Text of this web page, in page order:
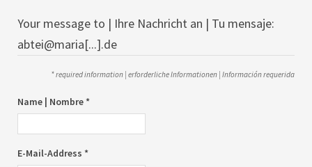
Your message to | Ihre Nachricht an | Tu mensaje:
abtei@maria[...].de
* required information | erforderliche Informationen | Información requerida
Name | Nombre *
E-Mail-Address *